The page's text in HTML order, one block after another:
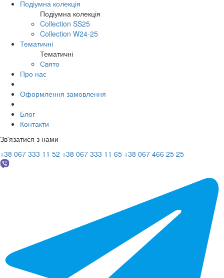
Подіумна колекція
Подіумна колекція
Collection SS25
Collection W24-25
Тематичні
Тематичні
Свято
Про нас
Оформлення замовлення
Блог
Контакти
Зв'язатися з нами
+38 067 333 11 52 +38 067 333 11 65 +38 067 466 25 25